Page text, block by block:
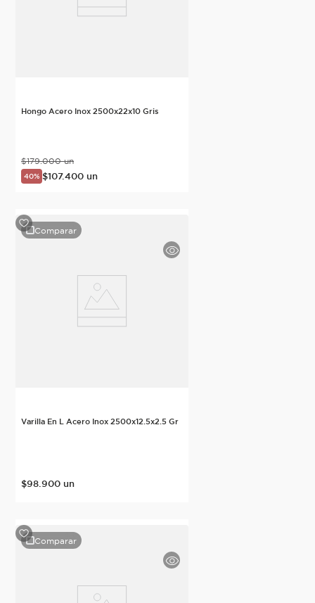
Hongo Acero Inox 2500x22x10 Gris
$179.000 un
40% $107.400 un
Comparar
Varilla En L Acero Inox 2500x12.5x2.5 Gr
$98.900 un
Comparar